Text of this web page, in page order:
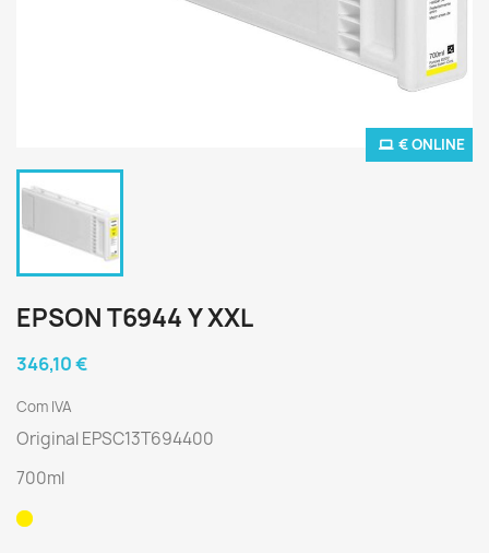
€ ONLINE
EPSON T6944 Y XXL
346,10 €
Com IVA
Original EPSC13T694400
700ml